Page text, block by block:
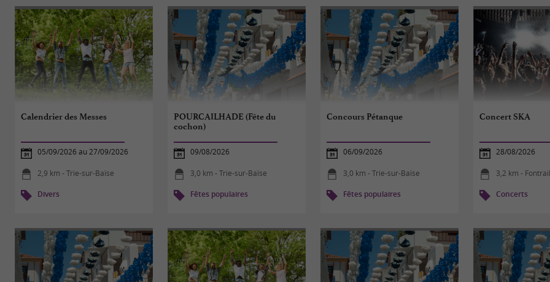
Calendrier des Messes
05/09/2026 au 27/09/2026
2,9 km - Trie-sur-Baïse
Divers
POURCAILHADE (Fête du
cochon)
09/08/2026
3,0 km - Trie-sur-Baïse
Fêtes populaires
Concours Pétanque
06/09/2026
3,0 km - Trie-sur-Baïse
Fêtes populaires
Concert SKA
28/08/2026
3,2 km -
Concerts